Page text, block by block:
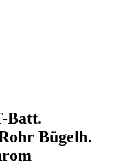
Batt.
Bügelh.